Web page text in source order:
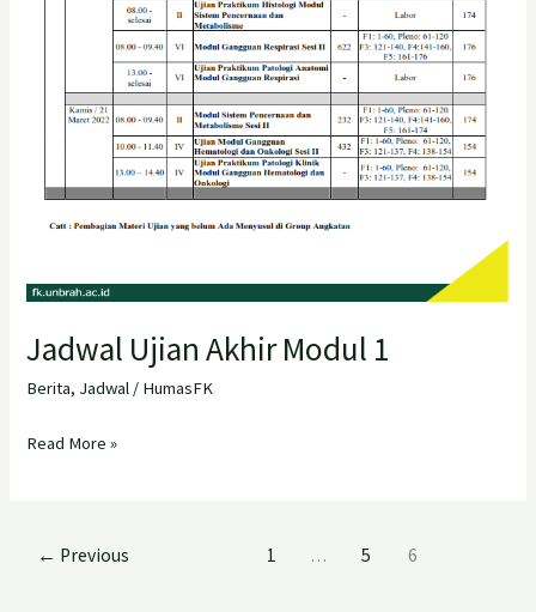
Jadwal Ujian Akhir Modul 1
Berita, Jadwal / HumasFK
Read More »
← Previous 1 … 5 6